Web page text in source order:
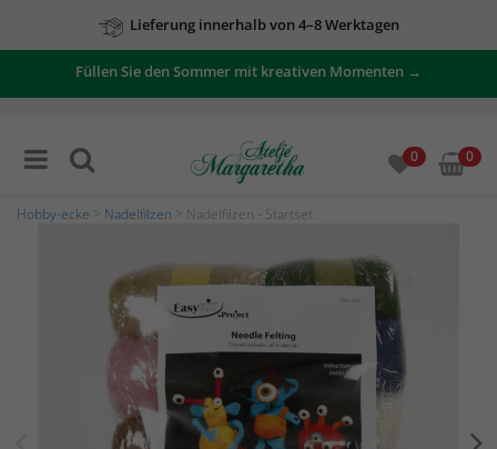
Lieferung innerhalb von 4–8 Werktagen
Füllen Sie den Sommer mit kreativen Momenten →
0 0
Hobby-ecke Nadelfilzen > Nadelfilzen - Startset